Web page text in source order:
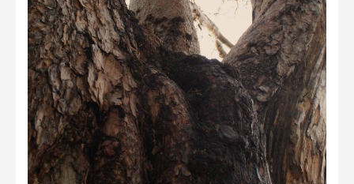
Видео 2023
Фотоконкурс 2022
Не учитываются 2022
Видео 2022
Фотоконкурс 2021
Видео 2021